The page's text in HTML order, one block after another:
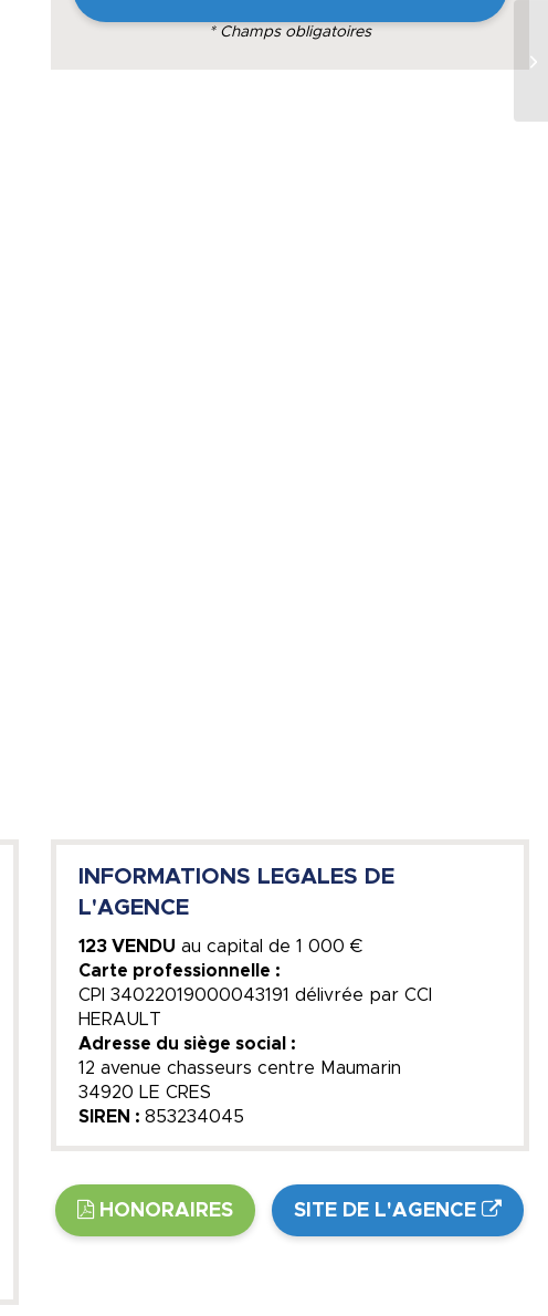
* Champs obligatoires
INFORMATIONS LEGALES DE
L'AGENCE
123 VENDU au capital de 1 000 €
Carte professionnelle :
CPI 34022019000043191 délivrée par CCI
HERAULT
Adresse du siège social :
12 avenue chasseurs centre Maumarin
34920 LE CRES
SIREN : 853234045
HONORAIRES SITE DE L'AGENCE